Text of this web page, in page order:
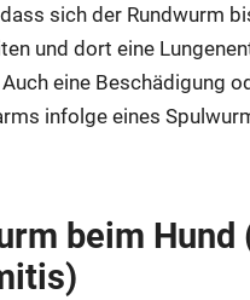
dass sich der Rund­wurm
und dort eine
Auch eine Beschä­di­gung
infol­ge eines
beim